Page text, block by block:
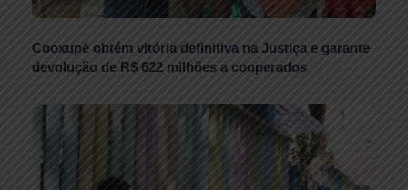
Cooxupé obtém vitória definitiva na Justiça e garante
devolução de R$ 622 milhões a cooperados